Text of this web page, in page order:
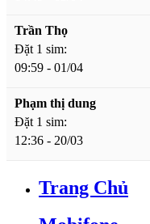
Trần Thọ
Đặt 1 sim:
09:59 - 01/04
Phạm thị dung
Đặt 1 sim:
12:36 - 20/03
Trang Chủ